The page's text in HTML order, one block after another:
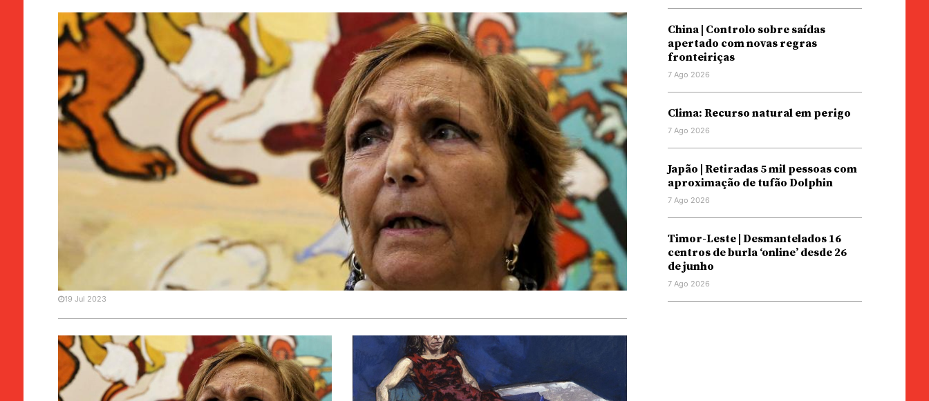
EVENTOS
Mural de Paula Rego criado para a National Gallery em
Londres exposto pela primeira vez
19 Jul 2023
China | Controlo sobre saídas
apertado com novas regras
fronteiriças
7 Ago 2026
Clima: Recurso natural em perigo
7 Ago 2026
Japão | Retiradas 5 mil pessoas com
aproximação de tufão Dolphin
7 Ago 2026
Timor-Leste | Desmantelados 16
centros de burla ‘online’ desde 26
de junho
7 Ago 2026